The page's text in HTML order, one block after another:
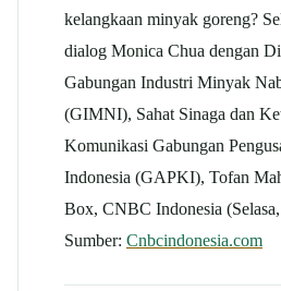
kelangkaan minyak goreng?
dialog Monica Chua dengan
Gabungan Industri Minyak
(GIMNI), Sahat Sinaga dan
Komunikasi Gabungan
Indonesia (GAPKI), Tofan
Box, CNBC Indonesia
Sumber: Cnbcindonesia.com